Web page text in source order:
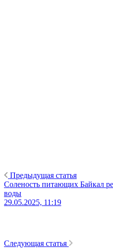
Предыдущая статья
Соленость питающих Байкал
воды
29.05.2025, 11:19
Следующая статья